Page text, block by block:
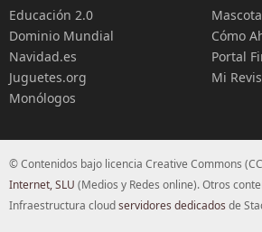
Educación 2.0
Dominio Mundial
Navidad.es
Juguetes.org
Monólogos
Cómo
Portal
Mi
© Contenidos bajo licencia Creative Commons
Internet, SLU (Medios y Redes online). Otros
Infraestructura cloudservidores dedicados de